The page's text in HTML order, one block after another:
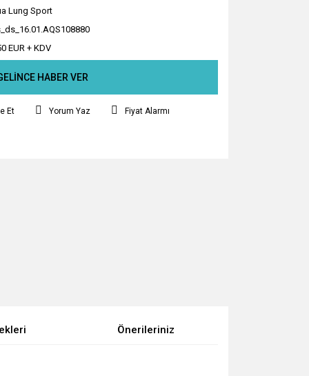
Lung Sport
EUR + KDV
HABER VER
Et Yorum Yaz Fiyat Alarmı
Önerileriniz